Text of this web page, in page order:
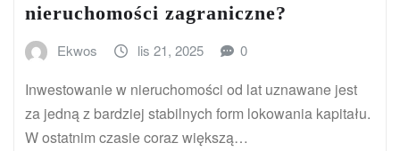
nieruchomości zagraniczne?
Ekwos lis 21, 2025 0
Inwestowanie w nieruchomości od lat uznawane jest
za jedną z bardziej stabilnych form lokowania kapitału.
W ostatnim czasie coraz większą…